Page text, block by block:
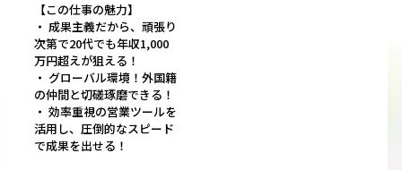
【この仕事の魅力】
・ 成果主義だから、頑張り
次第で20代でも年収1,000
万円超えが狙える！
・ グローバル環境！外国籍
の仲間と切磋琢磨できる！
・ 効率重視の営業ツールを
活用し、圧倒的なスピード
で成果を出せる！